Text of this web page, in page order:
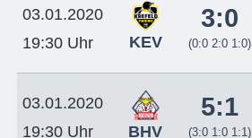
03.01.2020
19:30 Uhr
KEV
3:0
(0:0 2:0 1:0)
03.01.2020
19:30 Uhr
BHV
5:1
(3:0 1:0 1:1)